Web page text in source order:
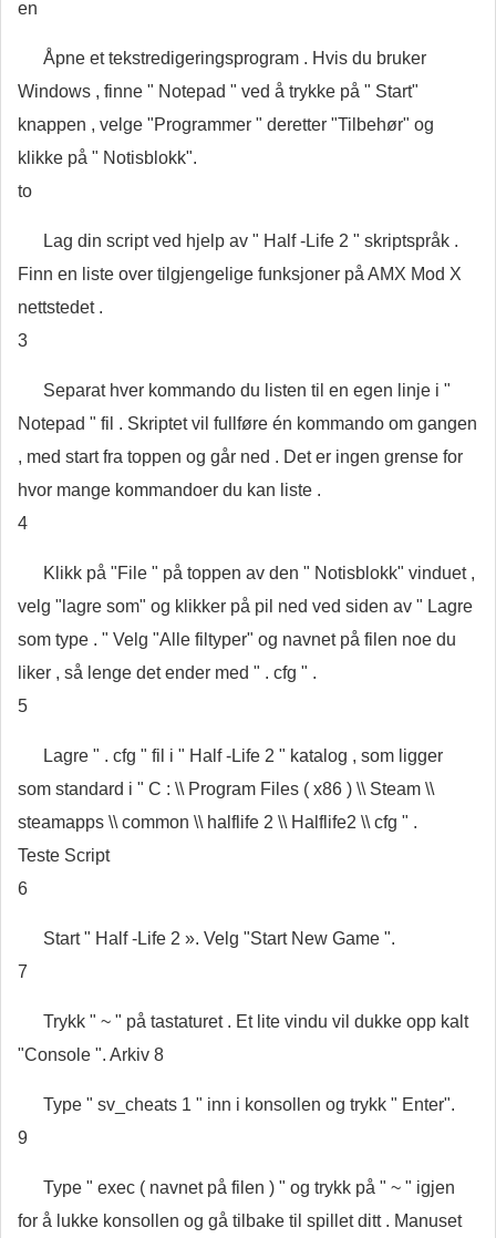
en
Åpne et tekstredigeringsprogram . Hvis du bruker
Windows , finne " Notepad " ved å trykke på " Start"
knappen , velge "Programmer " deretter "Tilbehør" og
klikke på " Notisblokk".
to
Lag din script ved hjelp av " Half -Life 2 " skriptspråk .
Finn en liste over tilgjengelige funksjoner på AMX Mod X
nettstedet .
3
Separat hver kommando du listen til en egen linje i "
Notepad " fil . Skriptet vil fullføre én kommando om gangen
, med start fra toppen og går ned . Det er ingen grense for
hvor mange kommandoer du kan liste .
4
Klikk på "File " på toppen av den " Notisblokk" vinduet ,
velg "lagre som" og klikker på pil ned ved siden av " Lagre
som type . " Velg "Alle filtyper" og navnet på filen noe du
liker , så lenge det ender med " . cfg " .
5
Lagre " . cfg " fil i " Half -Life 2 " katalog , som ligger
som standard i " C : \\ Program Files ( x86 ) \\ Steam \\
steamapps \\ common \\ halflife 2 \\ Halflife2 \\ cfg " .
Teste Script
6
Start " Half -Life 2 ». Velg "Start New Game ".
7
Trykk " ~ " på tastaturet . Et lite vindu vil dukke opp kalt
"Console ". Arkiv 8
Type " sv_cheats 1 " inn i konsollen og trykk " Enter".
9
Type " exec ( navnet på filen ) " og trykk på " ~ " igjen
for å lukke konsollen og gå tilbake til spillet ditt . Manuset